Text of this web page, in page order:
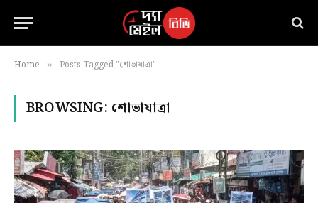
Home » Posts Tagged "শোভাযাত্রা"
BROWSING: শোভাযাত্রা